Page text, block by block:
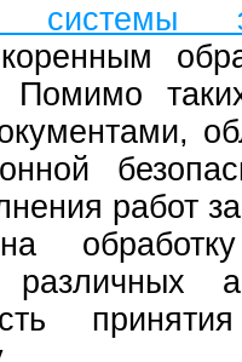
системы
Помимо
работ
различных